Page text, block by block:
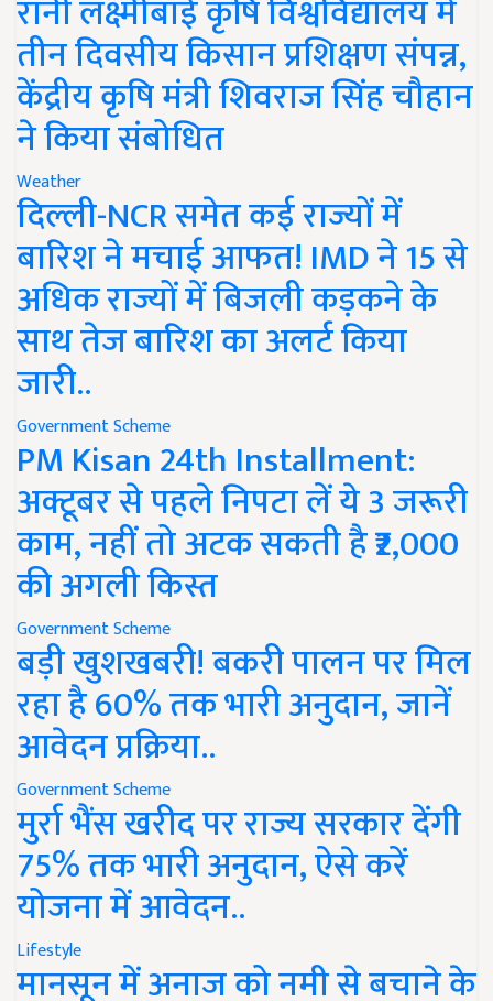
रानी लक्ष्मीबाई कृषि विश्वविद्यालय में
तीन दिवसीय किसान प्रशिक्षण संपन्न,
केंद्रीय कृषि मंत्री शिवराज सिंह चौहान
ने किया संबोधित
Weather
दिल्ली-NCR समेत कई राज्यों में
बारिश ने मचाई आफत! IMD ने 15 से
अधिक राज्यों में बिजली कड़कने के
साथ तेज बारिश का अलर्ट किया
जारी..
Government Scheme
PM Kisan 24th Installment:
अक्टूबर से पहले निपटा लें ये 3 जरूरी
काम, नहीं तो अटक सकती है ₹2,000
की अगली किस्त
Government Scheme
बड़ी खुशखबरी! बकरी पालन पर मिल
रहा है 60% तक भारी अनुदान, जानें
आवेदन प्रक्रिया..
Government Scheme
मुर्रा भैंस खरीद पर राज्य सरकार देंगी
75% तक भारी अनुदान, ऐसे करें
योजना में आवेदन..
Lifestyle
मानसून में अनाज को नमी से बचाने के